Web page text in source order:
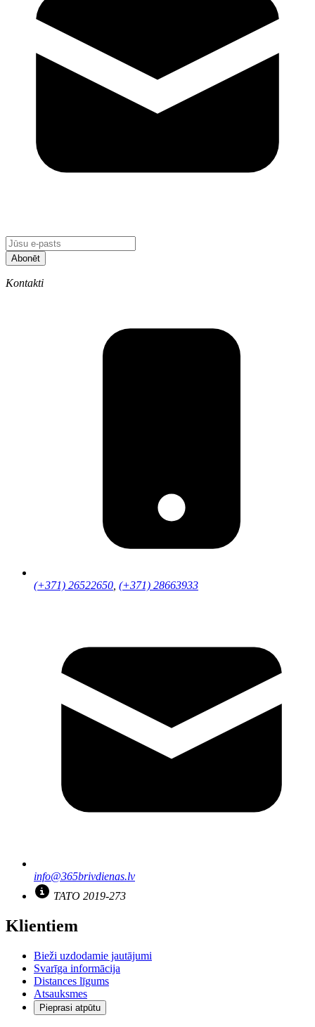
Abonēt
Kontakti
(+371) 26522650, (+371) 28663933
info@365brivdienas.lv
TATO 2019-273
Klientiem
Bieži uzdodamie jautājumi
Svarīga informācija
Distances līgums
Atsauksmes
Pieprasi atpūtu